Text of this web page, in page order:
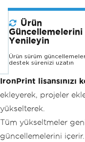
Ürün
Güncellemelerini
Yenileyin
Ürün sürüm
destek sürenizi uzatın
IronPrint lisansınızı
ekleyerek, projeler
yükselterek.
Tüm yükseltmeler
güncellemelerini içerir.